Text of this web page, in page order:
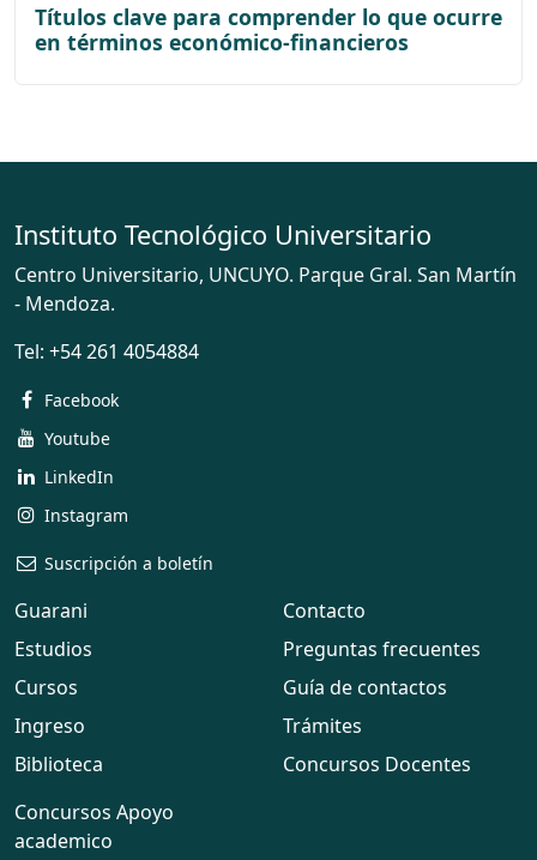
Títulos clave para comprender lo que ocurre
en términos económico-financieros
Instituto Tecnológico Universitario
Centro Universitario, UNCUYO. Parque Gral. San Martín
- Mendoza.
Tel: +54 261 4054884
Facebook
Youtube
LinkedIn
Instagram
Suscripción a boletín
Guarani
Estudios
Cursos
Ingreso
Biblioteca
Contacto
Preguntas frecuentes
Guía de contactos
Trámites
Concursos Docentes
Concursos Apoyo
academico